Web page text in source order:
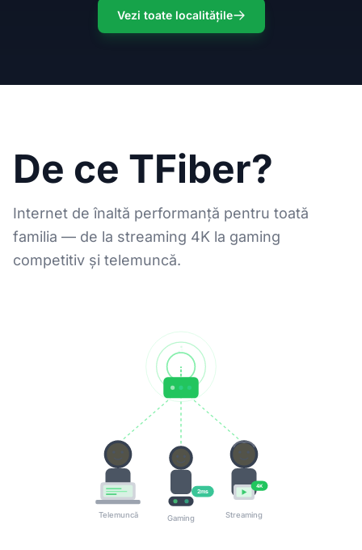
Vezi toate localitățile
De ce TFiber?
Internet de înaltă performanță pentru toată
familia — de la streaming 4K la gaming
competitiv și telemuncă.
Telemuncă
2ms
Gaming
4K
Streaming